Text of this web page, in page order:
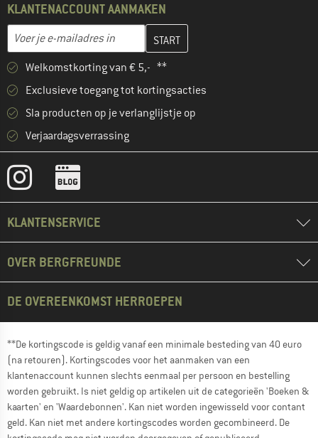
KLANTENACCOUNT AANMAKEN
E-mailadres
Vul je e-mailadres hier in en maak in de volgende stap je
Welkomstkorting van € 5,- **
Exclusieve toegang tot kortingsacties
Sla producten op je verlanglijstje op
Verjaardagsverrassing
KLANTENSERVICE
OVER BERGFREUNDE
DE OVEREENKOMST HERROEPEN
**De kortingscode is geldig vanaf een minimale besteding van 40 euro
(na retouren). Kortingscodes voor het aanmaken van een
klantenaccount kunnen slechts eenmaal per persoon en bestelling
worden gebruikt. Is niet geldig op artikelen uit de categorieën 'Boeken &
kaarten' en 'Waardebonnen'. Kan niet worden ingewisseld voor contant
geld. Kan niet met andere kortingscodes worden gecombineerd. De